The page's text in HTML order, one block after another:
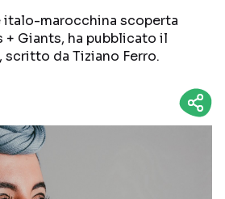
sui social
italo-marocchina scoperta
+ Giants, ha pubblicato il
da Tiziano Ferro.